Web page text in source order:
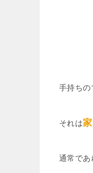
手持ちの
それは
通常であ